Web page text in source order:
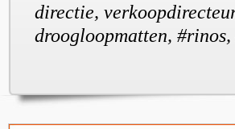
directie,
droogloopmatten,